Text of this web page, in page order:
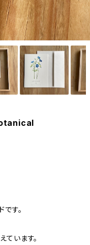
す。
ています。